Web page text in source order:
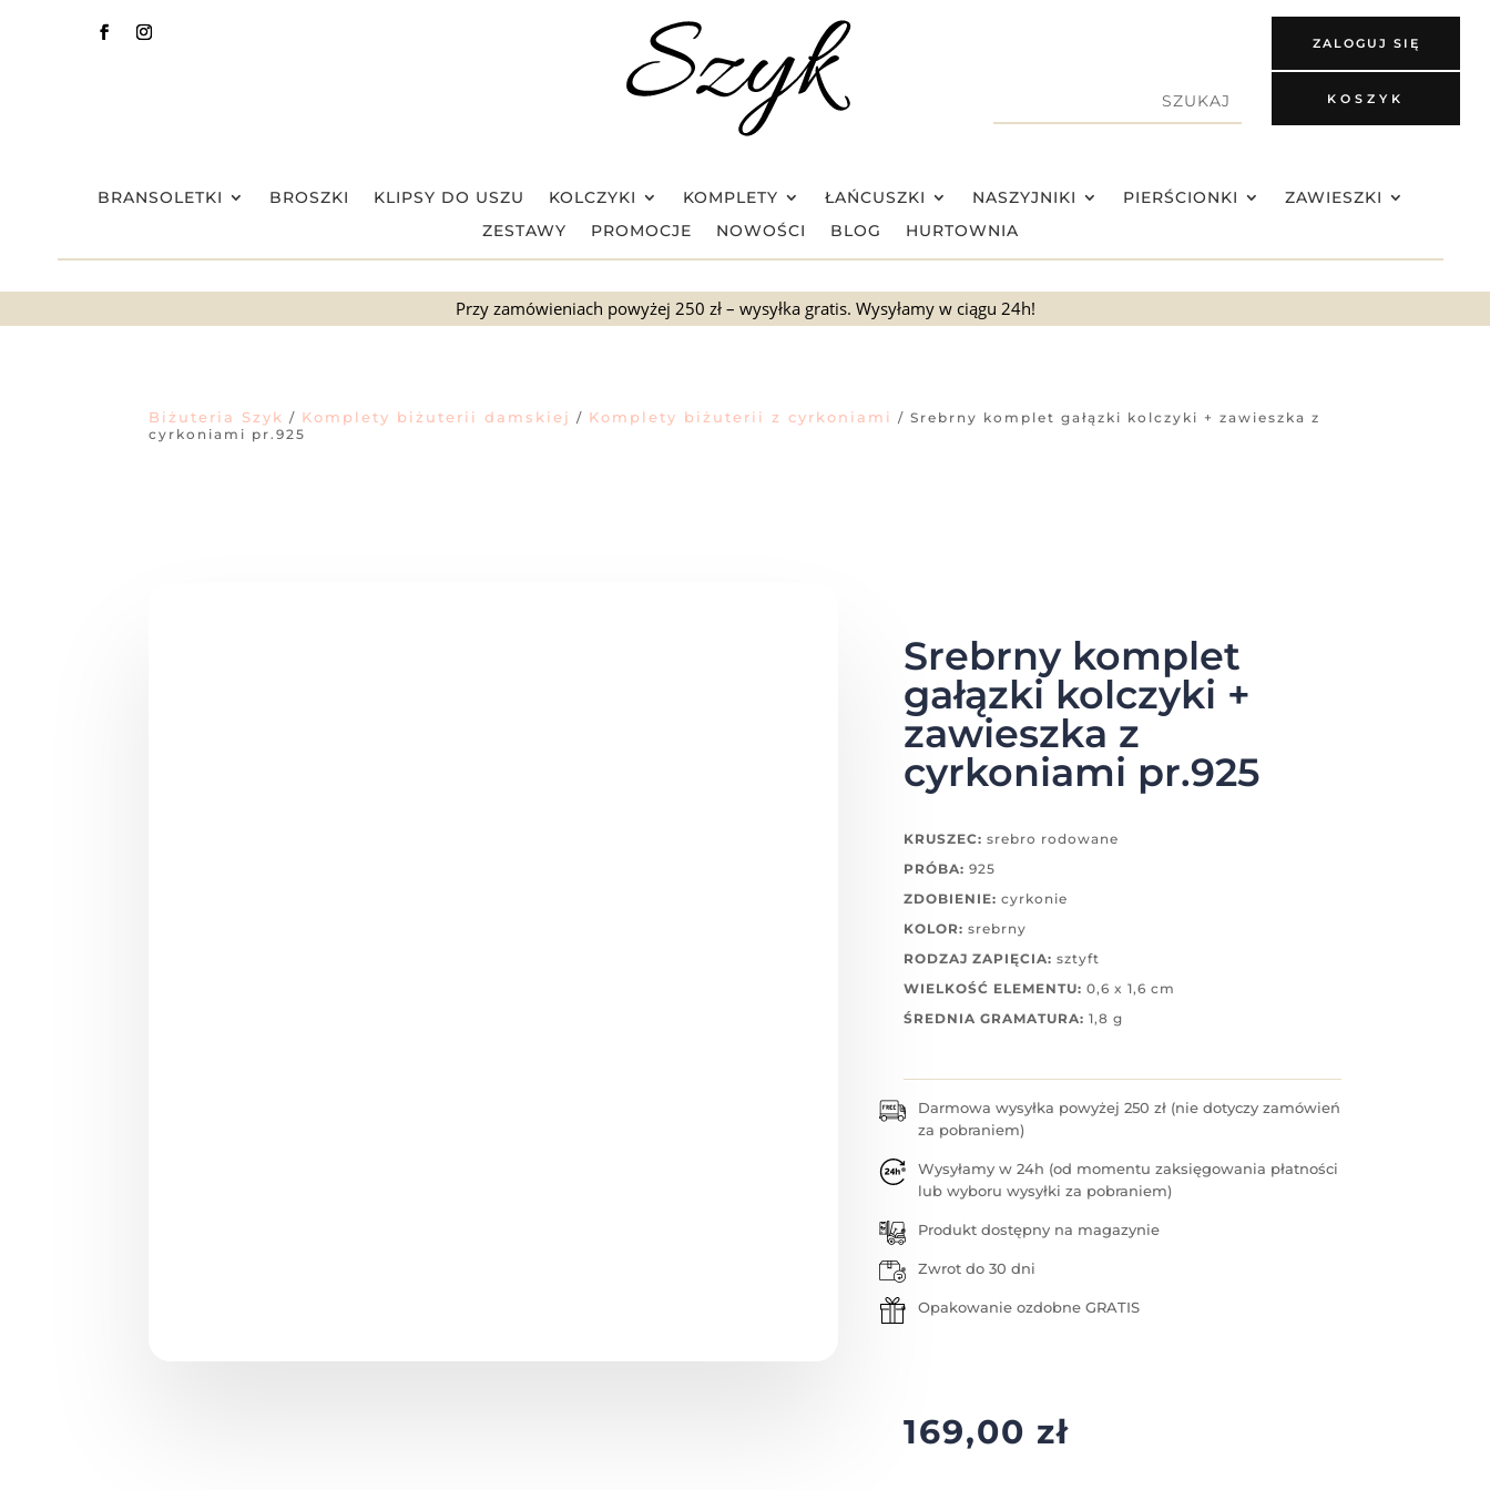
ZALOGUJ SIĘ
KOSZYK
BRANSOLETKI BROSZKI KLIPSY DO USZU KOLCZYKI KOMPLETY ŁAŃCUSZKI NASZYJNIKI PIERŚCIONKI
ZAWIESZKI
ZESTAWY
PROMOCJE NOWOŚCI BLOG HURTOWNIA
Przy zamówieniach powyżej 250 zł – wysyłka gratis. Wysyłamy w ciągu 24h!
Biżuteria Szyk / Komplety biżuterii damskiej / Komplety biżuterii z cyrkoniami / Srebrny komplet gałązki kolczyki + zawieszka z
cyrkoniami pr.925
Srebrny komplet
gałązki kolczyki +
zawieszka z
cyrkoniami pr.925
KRUSZEC: srebro rodowane
PRÓBA: 925
ZDOBIENIE: cyrkonie
KOLOR: srebrny
RODZAJ ZAPIĘCIA: sztyft
WIELKOŚĆ ELEMENTU: 0,6 x 1,6 cm
ŚREDNIA GRAMATURA: 1,8 g
Darmowa wysyłka powyżej 250 zł (nie dotyczy zamówień
za pobraniem)
Wysyłamy w 24h (od momentu zaksięgowania płatności
lub wyboru wysyłki za pobraniem)
Produkt dostępny na magazynie
Zwrot do 30 dni
Opakowanie ozdobne GRATIS
169,00 zł